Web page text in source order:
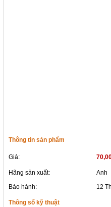
Thông tin sản phẩm
Giá:
Hãng sản xuất:
Anh
Bảo hành:
12
Thông số kỹ thuật